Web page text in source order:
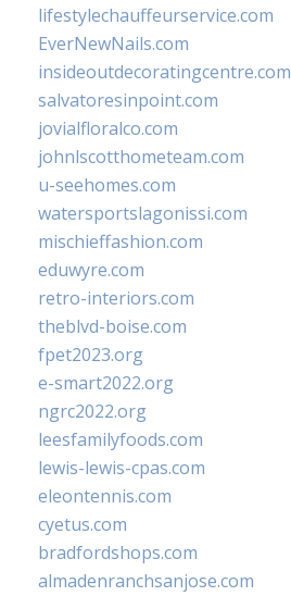
lifestylechauffeurservice.com
EverNewNails.com
insideoutdecoratingcentre.com
salvatoresinpoint.com
jovialfloralco.com
johnlscotthometeam.com
u-seehomes.com
watersportslagonissi.com
mischieffashion.com
eduwyre.com
retro-interiors.com
theblvd-boise.com
fpet2023.org
e-smart2022.org
ngrc2022.org
leesfamilyfoods.com
lewis-lewis-cpas.com
eleontennis.com
cyetus.com
bradfordshops.com
almadenranchsanjose.com